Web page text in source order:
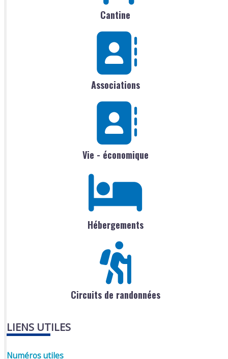
Cantine
Associations
Vie - économique
Hébergements
Circuits de randonnées
LIENS UTILES
Numéros utiles